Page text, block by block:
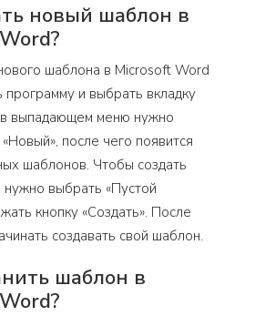
новый шаблон в
шаблона в Microsoft Word
программу и выбрать вкладку
в выпадающем меню нужно
после чего появится
шаблонов. Чтобы создать
выбрать «Пустой
кнопку «Создать». После
создавать свой шаблон.
шаблон в